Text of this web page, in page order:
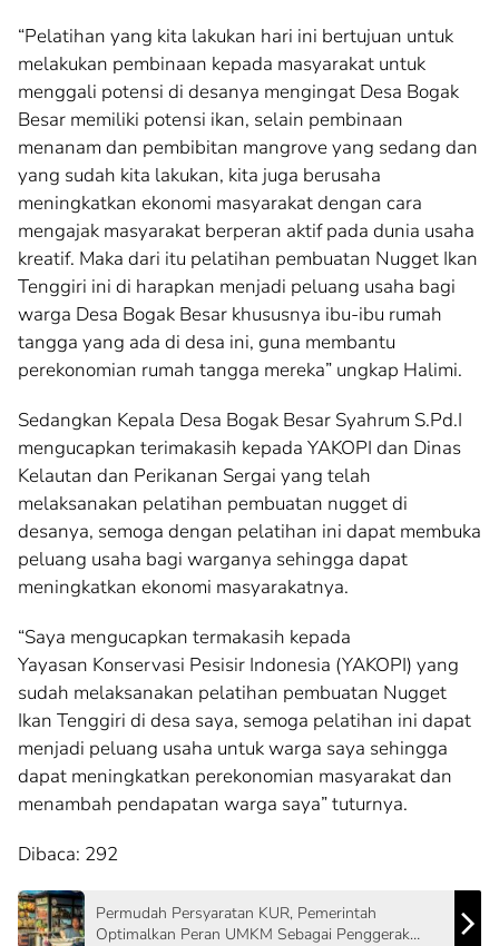
“Pelatihan yang kita lakukan hari ini bertujuan untuk
melakukan pembinaan kepada masyarakat untuk
menggali potensi di desanya mengingat Desa Bogak
Besar memiliki potensi ikan, selain pembinaan
menanam dan pembibitan mangrove yang sedang dan
yang sudah kita lakukan, kita juga berusaha
meningkatkan ekonomi masyarakat dengan cara
mengajak masyarakat berperan aktif pada dunia usaha
kreatif. Maka dari itu pelatihan pembuatan Nugget Ikan
Tenggiri ini di harapkan menjadi peluang usaha bagi
warga Desa Bogak Besar khususnya ibu-ibu rumah
tangga yang ada di desa ini, guna membantu
perekonomian rumah tangga mereka” ungkap Halimi.
Sedangkan Kepala Desa Bogak Besar Syahrum S.Pd.I
mengucapkan terimakasih kepada YAKOPI dan Dinas
Kelautan dan Perikanan Sergai yang telah
melaksanakan pelatihan pembuatan nugget di
desanya, semoga dengan pelatihan ini dapat membuka
peluang usaha bagi warganya sehingga dapat
meningkatkan ekonomi masyarakatnya.
“Saya mengucapkan termakasih kepada
Yayasan Konservasi Pesisir Indonesia (YAKOPI) yang
sudah melaksanakan pelatihan pembuatan Nugget
Ikan Tenggiri di desa saya, semoga pelatihan ini dapat
menjadi peluang usaha untuk warga saya sehingga
dapat meningkatkan perekonomian masyarakat dan
menambah pendapatan warga saya” tuturnya.
Dibaca: 292
Permudah Persyaratan KUR, Pemerintah
Optimalkan Peran UMKM Sebagai Penggerak